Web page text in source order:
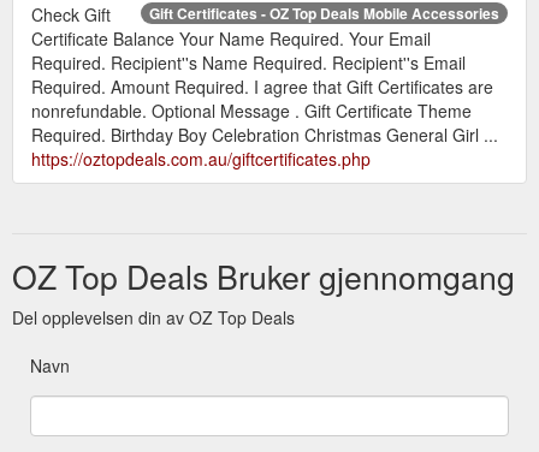
Gift Certificates - OZ Top Deals Mobile Accessories
Check Gift
Certificate Balance Your Name Required. Your Email
Required. Recipient''s Name Required. Recipient''s Email
Required. Amount Required. I agree that Gift Certificates are
nonrefundable. Optional Message . Gift Certificate Theme
Required. Birthday Boy Celebration Christmas General Girl ...
https://oztopdeals.com.au/giftcertificates.php
OZ Top Deals Bruker gjennomgang
Del opplevelsen din av OZ Top Deals
Navn